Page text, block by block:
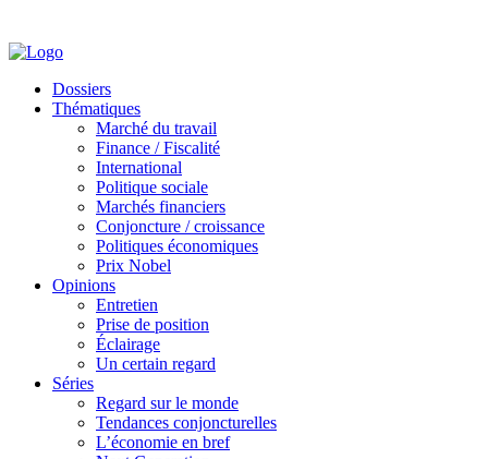
Dossiers
Thématiques
Marché du travail
Finance / Fiscalité
International
Politique sociale
Marchés financiers
Conjoncture / croissance
Politiques économiques
Prix Nobel
Opinions
Entretien
Prise de position
Éclairage
Un certain regard
Séries
Regard sur le monde
Tendances conjoncturelles
L’économie en bref